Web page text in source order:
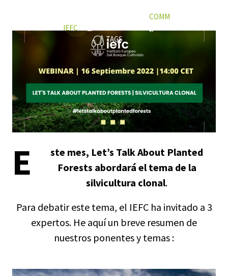
COMM
IEFC
TAGS
E
ste mes, Let’s Talk About Planted
Forests abordará el tema de la
silvicultura clonal.
Para debatir este tema, el IEFC ha invitado a 3
expertos. He aquí un breve resumen de
nuestros ponentes y temas :